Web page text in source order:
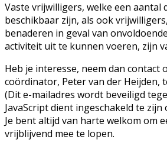
Vaste vrijwilligers, welke een aantal
beschikbaar zijn, als ook
benaderen in geval van
activiteit uit te kunnen voeren, zijn
Heb je interesse, neem dan contact
coördinator, Peter van der Heijden,
(Dit e-mailadres wordt beveiligd
JavaScript dient ingeschakeld te
Je bent altijd van harte welkom om
vrijblijvend mee te lopen.